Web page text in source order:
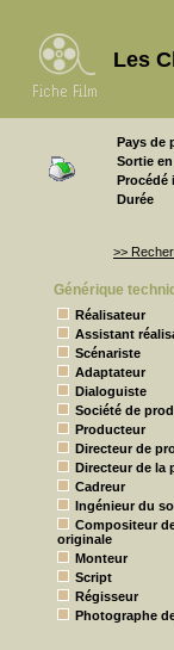
Les
Pays de
Sortie
Procédé
Durée
>>
Générique
Réalisateur
Assistant
Scénariste
Adaptateur
Dialoguiste
Société de
Producteur
Directeur de
Directeur de la
Cadreur
Ingénieur du
Compositeur
originale
Monteur
Script
Régisseur
Photographe